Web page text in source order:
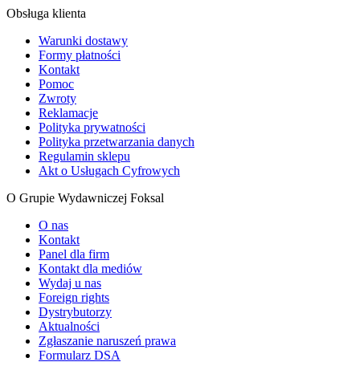
Obsługa klienta
Warunki dostawy
Formy płatności
Kontakt
Pomoc
Zwroty
Reklamacje
Polityka prywatności
Polityka przetwarzania danych
Regulamin sklepu
Akt o Usługach Cyfrowych
O Grupie Wydawniczej Foksal
O nas
Kontakt
Panel dla firm
Kontakt dla mediów
Wydaj u nas
Foreign rights
Dystrybutorzy
Aktualności
Zgłaszanie naruszeń prawa
Formularz DSA